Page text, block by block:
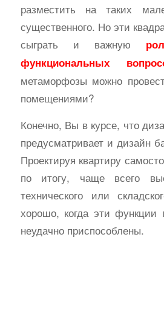
разместить на таких
существенного. Но эти
сыграть и важную
функциональных
метаморфозы можно
помещениями?
Конечно, Вы в курсе, что
предусматривает и дизайн
Проектируя квартиру
по итогу, чаще всего
технического или
хорошо, когда эти
неудачно приспособлены.